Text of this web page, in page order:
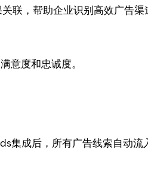
，帮助企业识别高效广告渠
意度和忠诚度。
集成后，所有广告线索自动